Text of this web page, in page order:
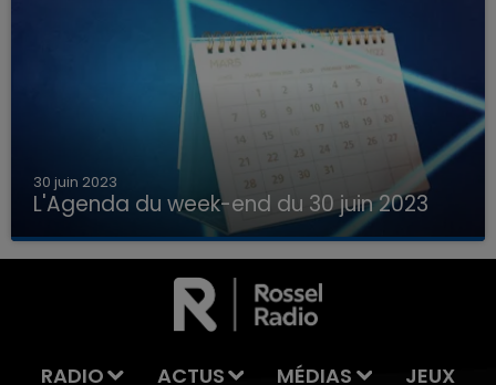
LA TEAM DE L'ÉTÉ
30 juin 2023
L'Agenda du week-end du 30 juin 2023
Que faire ce week-end dans les hauts-de-
France, la Marne et les Ardennes ?
RADIO ACTUS MÉDIAS JEUX